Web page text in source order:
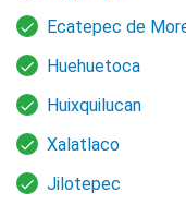
Ecatepec de
Huehuetoca
Huixquilucan
Xalatlaco
Jilotepec